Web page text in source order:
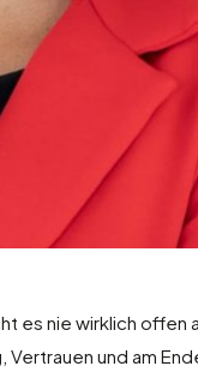
es nie wirklich
und am